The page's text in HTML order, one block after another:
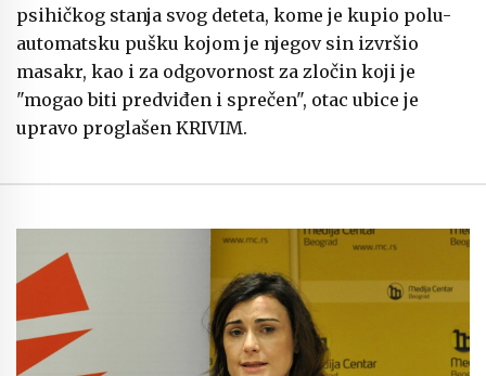
psihičkog stanja svog deteta, kome je kupio polu-
automatsku pušku kojom je njegov sin izvršio
masakr, kao i za odgovornost za zločin koji je
"mogao biti predviđen i sprečen", otac ubice je
upravo proglašen KRIVIM.